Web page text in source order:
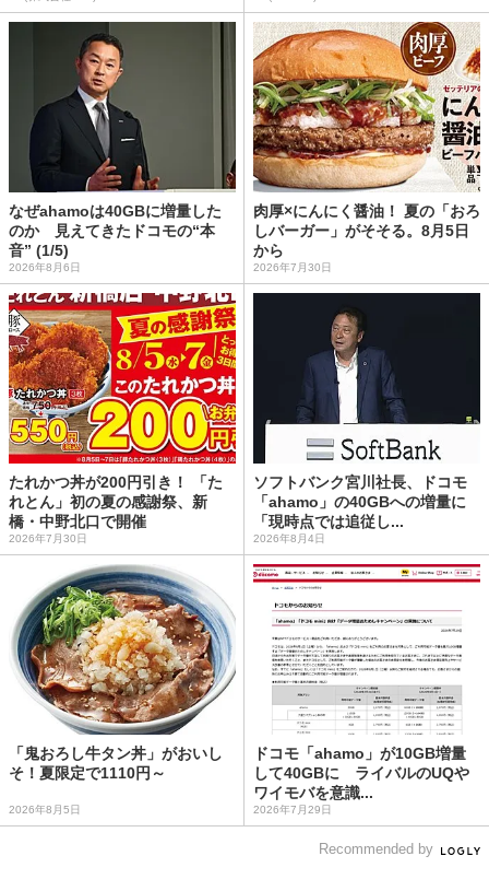
なぜahamoは40GBに増量した
のか 見えてきたドコモの“本
音” (1/5)
2026年8月6日
肉厚×にんにく醤油！ 夏の「おろ
しバーガー」がそそる。8月5日
から
2026年7月30日
たれかつ丼が200円引き！ 「た
れとん」初の夏の感謝祭、新
橋・中野北口で開催
2026年7月30日
ソフトバンク宮川社長、ドコモ
「ahamo」の40GBへの増量に
「現時点では追従し...
2026年8月4日
「鬼おろし牛タン丼」がおいし
そ！夏限定で1110円～
2026年8月5日
ドコモ「ahamo」が10GB増量
して40GBに ライバルのUQや
ワイモバを意識...
2026年7月29日
Recommended by